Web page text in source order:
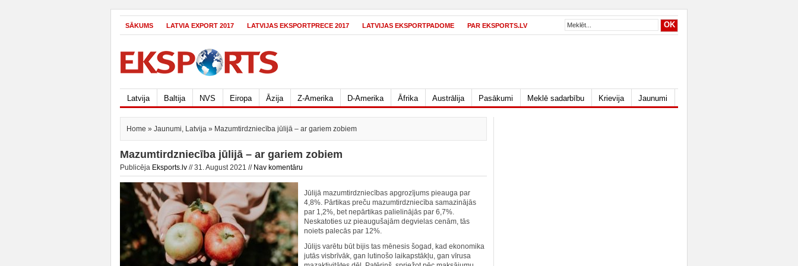
SĀKUMS LATVIA EXPORT 2017 LATVIJAS EKSPORTPRECE 2017 LATVIJAS EKSPORTPADOME PAR EKSPORTS.LV
Latvija Baltija NVS Eiropa Āzija Z-Amerika D-Amerika Āfrika Austrālija Pasākumi Meklē sadarbību Krievija Jaunumi
Home » Jaunumi, Latvija » Mazumtirdzniecība jūlijā – ar gariem zobiem
Mazumtirdzniecība jūlijā – ar gariem zobiem
Publicēja Eksports.lv // 31. August 2021 // Nav komentāru
Jūlijā mazumtirdzniecības apgrozījums pieauga par
4,8%. Pārtikas preču mazumtirdzniecība samazinājās
par 1,2%, bet nepārtikas palielinājās par 6,7%.
Neskatoties uz pieaugušajām degvielas cenām, tās
noiets palecās par 12%.
Jūlijs varētu būt bijis tas mēnesis šogad, kad ekonomika
jutās visbrīvāk, gan lutinošo laikapstākļu, gan vīrusa